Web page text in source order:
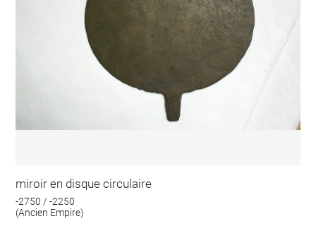
miroir en disque circulaire
-2750 / -2250
(Ancien Empire)